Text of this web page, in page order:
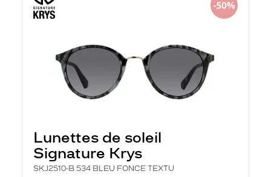
Lunettes de soleil
Signature Krys
SKJ2510-B 534 BLEU FONCE TEXTU